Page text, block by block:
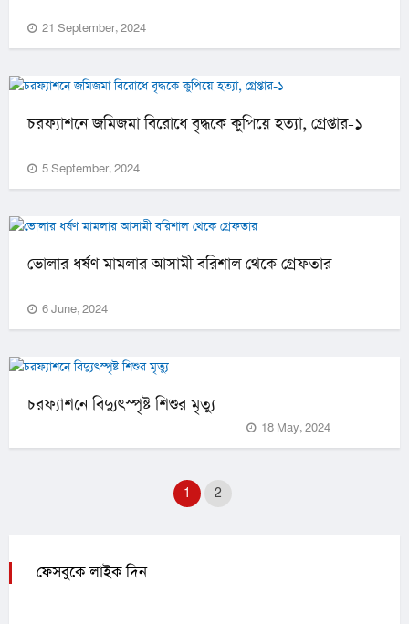
21 September, 2024
চরফ্যাশনে জমিজমা বিরোধে বৃদ্ধকে কুপিয়ে হত্যা, গ্রেপ্তার-১
5 September, 2024
ভোলার ধর্ষণ মামলার আসামী বরিশাল থেকে গ্রেফতার
6 June, 2024
চরফ্যাশনে বিদ্যুৎস্পৃষ্ট শিশুর মৃত্যু
18 May, 2024
1 2
ফেসবুকে লাইক দিন